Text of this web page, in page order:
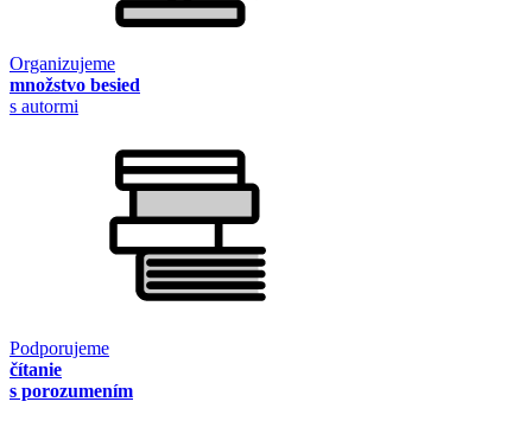
Organizujeme
množstvo besied
s autormi
Podporujeme
čítanie
s porozumením